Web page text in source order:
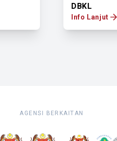
DBKL
Info Lanjut
AGENSI BERKAITAN